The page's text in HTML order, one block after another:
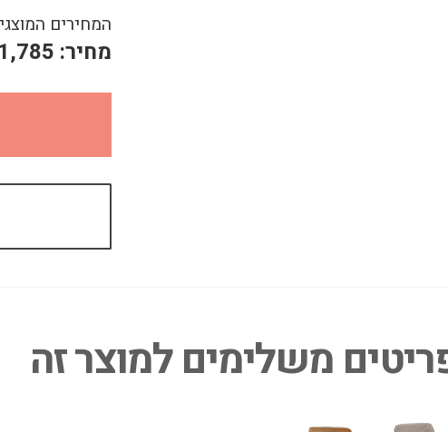
המחירים
מחיר: 1,785
משלימים למוצר זה